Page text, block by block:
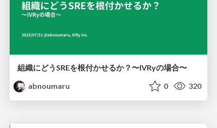
組織にどうSREを根付かせるか？〜IVRyの場合〜
abnoumaru
0 320